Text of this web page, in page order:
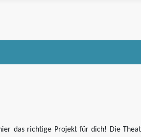
das richtige Projekt für dich! Die